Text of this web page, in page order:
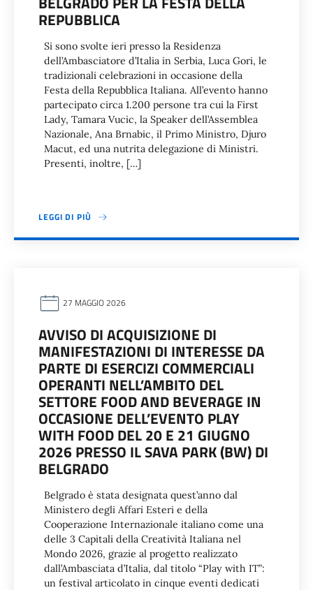
REPUBBLICA
Si sono svolte ieri presso la Residenza
dell’Ambasciatore d’Italia in Serbia, Luca Gori, le
tradizionali celebrazioni in occasione della
Festa della Repubblica Italiana. All’evento hanno
partecipato circa 1.200 persone tra cui la First
Lady, Tamara Vucic, la Speaker dell’Assemblea
Nazionale, Ana Brnabic, il Primo Ministro, Djuro
Macut, ed una nutrita delegazione di Ministri.
Presenti, inoltre, […]
LEGGI DI PIÙ
27 MAGGIO 2026
AVVISO DI ACQUISIZIONE DI
MANIFESTAZIONI DI INTERESSE DA
PARTE DI ESERCIZI COMMERCIALI
OPERANTI NELL’AMBITO DEL
SETTORE FOOD AND BEVERAGE IN
OCCASIONE DELL’EVENTO PLAY
WITH FOOD DEL 20 E 21 GIUGNO
2026 PRESSO IL SAVA PARK (BW) DI
BELGRADO
Belgrado è stata designata quest’anno dal
Ministero degli Affari Esteri e della
Cooperazione Internazionale italiano come una
delle 3 Capitali della Creatività Italiana nel
Mondo 2026, grazie al progetto realizzato
dall’Ambasciata d’Italia, dal titolo “Play with IT”:
un festival articolato in cinque eventi dedicati